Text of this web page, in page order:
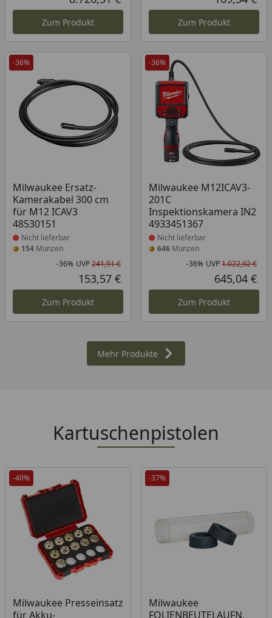
Aktueller Preis
Zum Produkt Zum Produkt
-36%
Milwaukee Ersatz-
Kamerakabel 300 cm
für M12 ICAV3
48530151
Produkt nicht lieferbar
Nicht lieferbar
154 Münzen
Rabatt in Prozent
-36%
Ursprünglicher Preis
UVP241,91 €
Aktueller Preis
153,57 €
Zum Produkt
-36%
Milwaukee M12ICAV3-
201C
Inspektionskamera IN2
4933451367
Produkt nicht lieferbar
Nicht lieferbar
646 Münzen
-36% UVP1.022,92 €
645,04 €
Zum Produkt
Mehr Produkte
Kartuschenpistolen
-40%
Milwaukee Presseinsatz
für Akku-
-37%
Milwaukee
FOLIENBEUTELAUFN.
Produkt am Lager